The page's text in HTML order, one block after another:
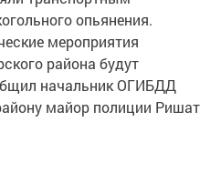
мероприятия
района будут
начальник ОГИБДД
майор полиции Ришат